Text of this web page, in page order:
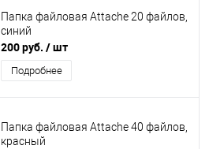
Папка файловая Attache 20 файлов,
синий
200 руб. / шт
Подробнее
Папка файловая Attache 40 файлов,
красный